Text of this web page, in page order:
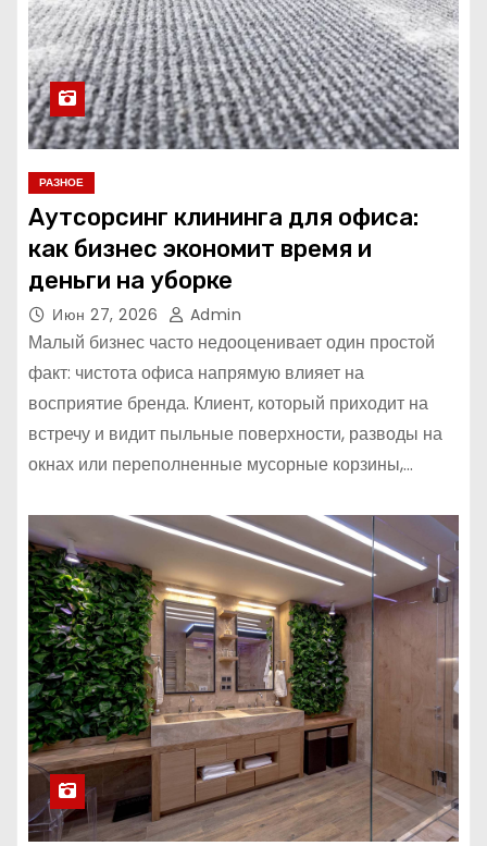
РАЗНОЕ
Аутсорсинг клининга для офиса:
как бизнес экономит время и
деньги на уборке
Июн 27, 2026 Admin
Малый бизнес часто недооценивает один простой
факт: чистота офиса напрямую влияет на
восприятие бренда. Клиент, который приходит на
встречу и видит пыльные поверхности, разводы на
окнах или переполненные мусорные корзины,…